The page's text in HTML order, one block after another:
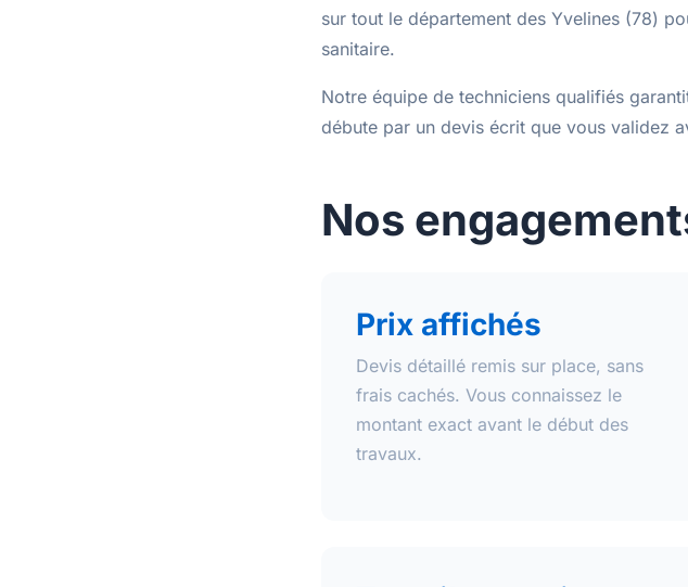
sur tout le département des Yvelines (78)
sanitaire.
Notre équipe de techniciens qualifiés
débute par un devis écrit que vous validez
Nos
Prix affichés
Devis détaillé remis sur place, sans
frais cachés. Vous connaissez le
montant exact avant le début des
travaux.